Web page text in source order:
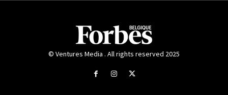
© Ventures Media . All rights reserved 2025